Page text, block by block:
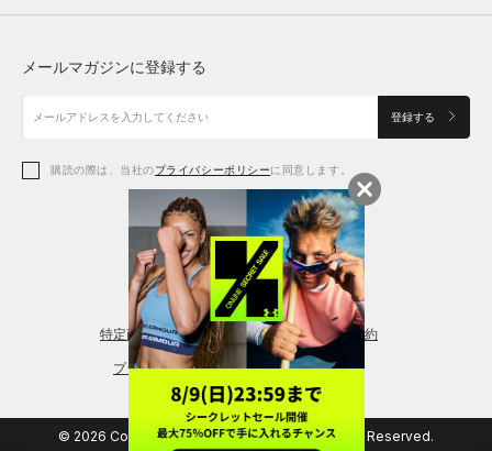
アクセサリー
アクセサリー
シューズ
アクセサリー
レギンス＆タイツ
シューズ
メールマガジンに登録する
登録する
購読の際は、当社のプライバシーポリシーに同意します。
特定商取引法に基づく通販の表記 会員規約
プライバシーポリシー
© 2026 Copyright DOME Corporation. All Rights Reserved.